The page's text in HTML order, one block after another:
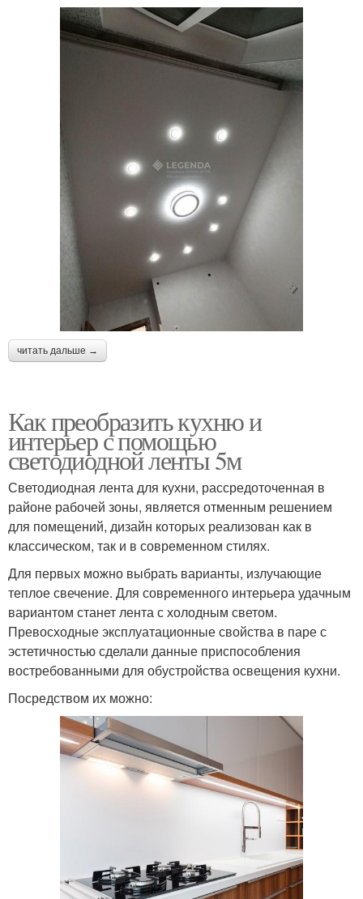
читать дальше →
Как преобразить кухню и
интерьер с помощью
светодиодной ленты 5м
Светодиодная лента для кухни, рассредоточенная в
районе рабочей зоны, является отменным решением
для помещений, дизайн которых реализован как в
классическом, так и в современном стилях.
Для первых можно выбрать варианты, излучающие
теплое свечение. Для современного интерьера удачным
вариантом станет лента с холодным светом.
Превосходные эксплуатационные свойства в паре с
эстетичностью сделали данные приспособления
востребованными для обустройства освещения кухни.
Посредством их можно: